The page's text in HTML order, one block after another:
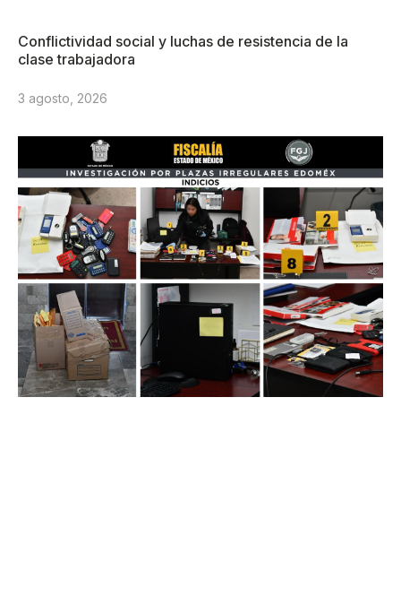
Conflictividad social y luchas de resistencia de la
clase trabajadora
3 agosto, 2026